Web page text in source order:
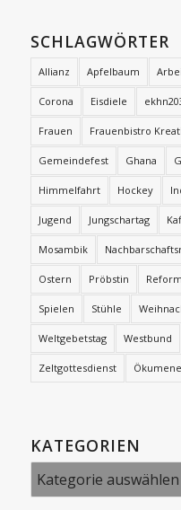
SCHLAGWÖRTER
Allianz Apfelbaum
Corona Eisdiele
Frauen Frauenbistro
Gemeindefest Ghana
Himmelfahrt Hockey
Jugend Jungschartag
Mosambik
Ostern Pröbstin
Spielen Stühle
Weltgebetstag Westbund
Zeltgottesdienst Ökumene
KATEGORIEN
Kategorien